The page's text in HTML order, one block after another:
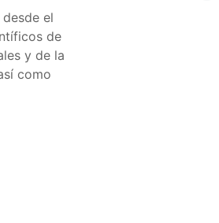
el
de
y de la
como